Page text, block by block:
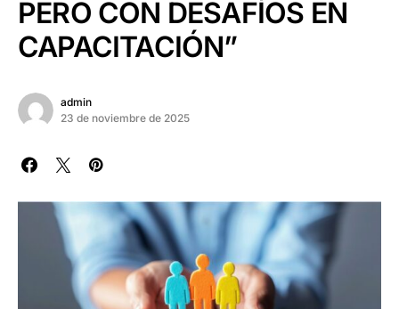
PERO CON DESAFÍOS EN
CAPACITACIÓN”
admin
23 de noviembre de 2025